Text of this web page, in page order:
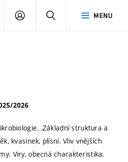
MENU
PŘIHLÁSIT
2026
,Základní struktura a
kvasinek, plísní. Vliv vnějších
Viry, obecná charakteristika,